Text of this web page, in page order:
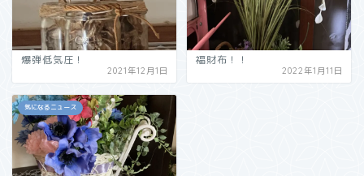
爆弾低気圧！
2021年12月1日
福財布！！
2022年1月11日
気になるニュース